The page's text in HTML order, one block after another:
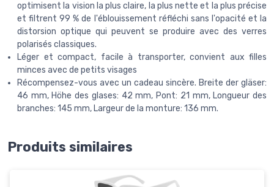
optimisent la vision la plus claire, la plus nette et la plus précise
et filtrent 99 % de l'éblouissement réfléchi sans l'opacité et la
distorsion optique qui peuvent se produire avec des verres
polarisés classiques.
Léger et compact, facile à transporter, convient aux filles
minces avec de petits visages
Récompensez-vous avec un cadeau sincère. Breite der gläser:
46 mm, Höhe des glases: 42 mm, Pont: 21 mm, Longueur des
branches: 145 mm, Largeur de la monture: 136 mm.
Produits similaires